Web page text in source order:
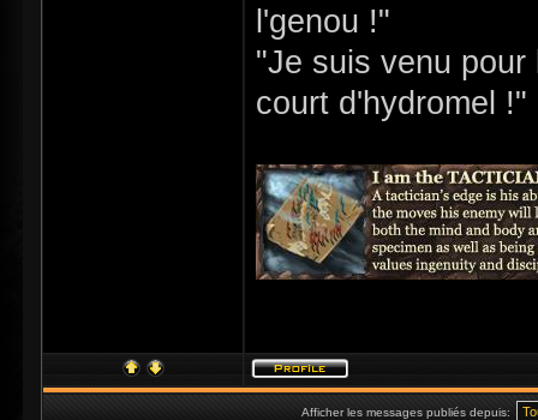
l'genou !"
"Je suis venu
court d'hydromel !"
Afficher les messages publiés depuis: